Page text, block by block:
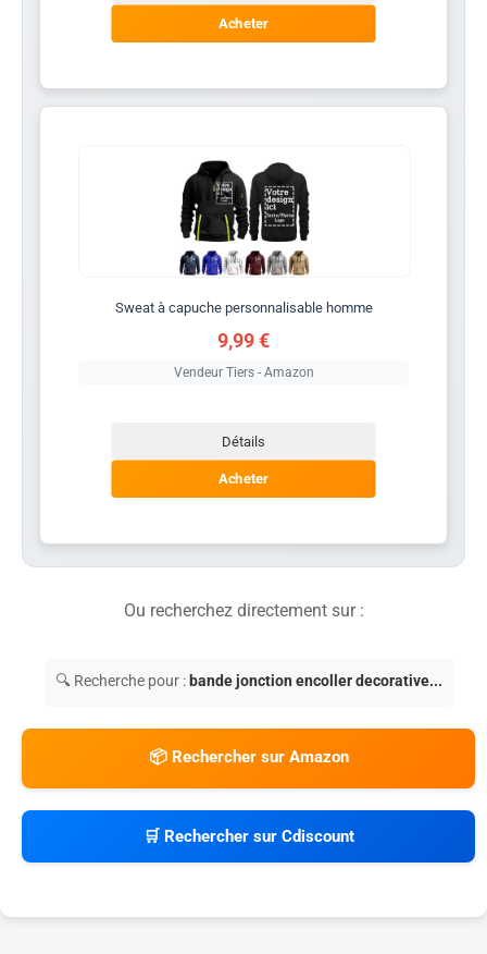
Acheter
Sweat à capuche personnalisable homme
9,99 €
Vendeur Tiers - Amazon
Détails
Acheter
Ou recherchez directement sur :
🔍 Recherche pour : bande jonction encoller decorative...
📦 Rechercher sur Amazon
🛒 Rechercher sur Cdiscount